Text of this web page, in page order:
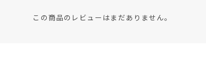
この商品のレビューはまだありません。